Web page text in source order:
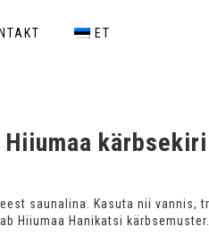
ET
Hiiumaa
saunalina. Kasuta nii vannis,
Hiiumaa Hanikatsi kärbsemuster.